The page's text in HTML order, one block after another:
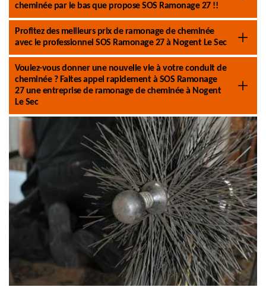
cheminée par le bas que propose SOS Ramonage 27 !!
Profitez des meilleurs prix de ramonage de cheminée
avec le professionnel SOS Ramonage 27 à Nogent Le Sec
Voulez-vous donner une nouvelle vie à votre conduit de
cheminée ? Faites appel rapidement à SOS Ramonage
27 une entreprise de ramonage de cheminée à Nogent
Le Sec